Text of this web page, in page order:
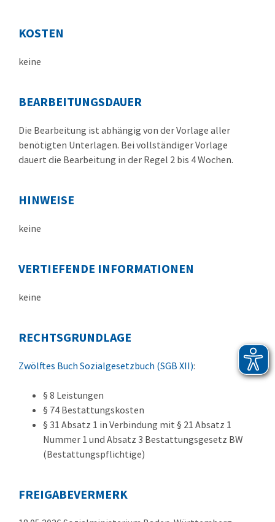
KOSTEN
keine
BEARBEITUNGSDAUER
Die Bearbeitung ist abhängig von der Vorlage aller
benötigten Unterlagen. Bei vollständiger Vorlage
dauert die Bearbeitung in der Regel 2 bis 4 Wochen.
HINWEISE
keine
VERTIEFENDE INFORMATIONEN
keine
RECHTSGRUNDLAGE
Zwölftes Buch Sozialgesetzbuch (SGB XII):
§ 8 Leistungen
§ 74 Bestattungskosten
§ 31 Absatz 1 in Verbindung mit § 21 Absatz 1
Nummer 1 und Absatz 3 Bestattungsgesetz BW
(Bestattungspflichtige)
FREIGABEVERMERK